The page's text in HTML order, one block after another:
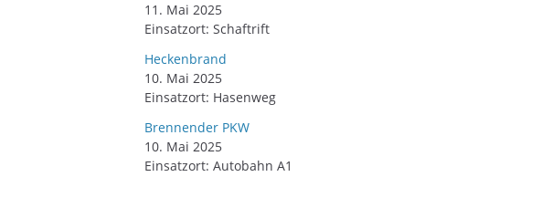
11. Mai 2025
Einsatzort: Schaftrift
Heckenbrand
10. Mai 2025
Einsatzort: Hasenweg
Brennender PKW
10. Mai 2025
Einsatzort: Autobahn A1